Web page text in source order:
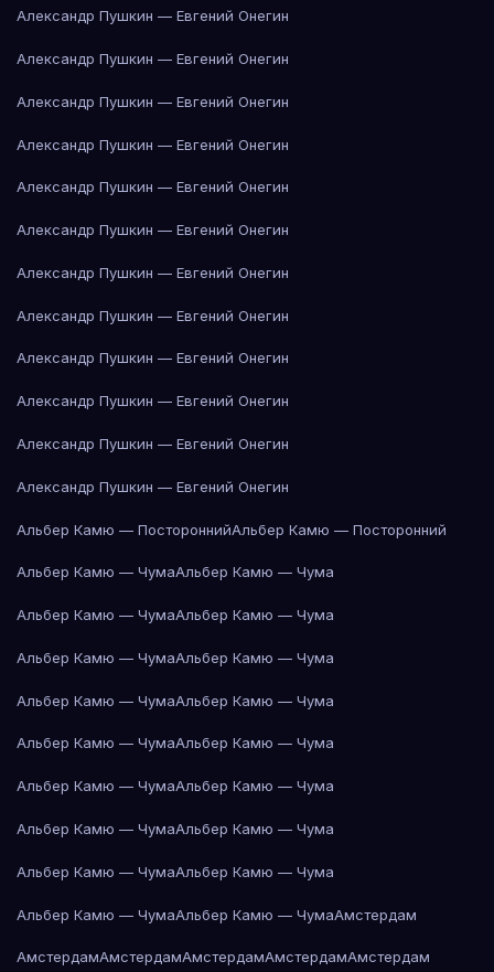
Александр Пушкин — Евгений Онегин
Александр Пушкин — Евгений Онегин
Александр Пушкин — Евгений Онегин
Александр Пушкин — Евгений Онегин
Александр Пушкин — Евгений Онегин
Александр Пушкин — Евгений Онегин
Александр Пушкин — Евгений Онегин
Александр Пушкин — Евгений Онегин
Александр Пушкин — Евгений Онегин
Александр Пушкин — Евгений Онегин
Александр Пушкин — Евгений Онегин
Александр Пушкин — Евгений Онегин
Альбер Камю — ПостороннийАльбер Камю — Посторонний
Альбер Камю — ЧумаАльбер Камю — Чума
Альбер Камю — ЧумаАльбер Камю — Чума
Альбер Камю — ЧумаАльбер Камю — Чума
Альбер Камю — ЧумаАльбер Камю — Чума
Альбер Камю — ЧумаАльбер Камю — Чума
Альбер Камю — ЧумаАльбер Камю — Чума
Альбер Камю — ЧумаАльбер Камю — Чума
Альбер Камю — ЧумаАльбер Камю — Чума
Альбер Камю — ЧумаАльбер Камю — ЧумаАмстердам
АмстердамАмстердамАмстердамАмстердамАмстердам